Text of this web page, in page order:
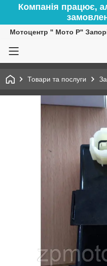
Компанія працює,
Мотоцентр " Мото Р"
Товари та послуги